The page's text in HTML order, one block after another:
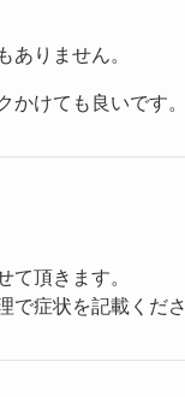
ありません。
かけても良いです。
て頂きます。
症状を記載くださ